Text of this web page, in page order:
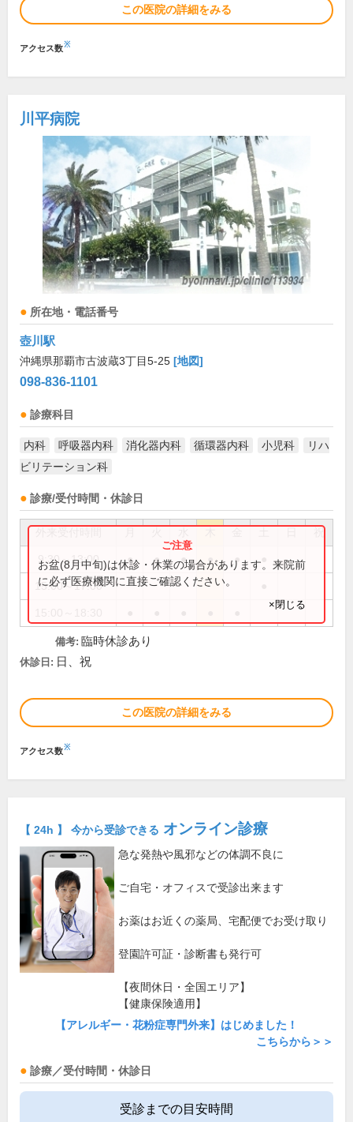
この医院の詳細をみる
アクセス数※
川平病院
所在地・電話番号
壺川駅
沖縄県那覇市古波蔵3丁目5-25 [地図]
098-836-1101
診療科目
内科 呼吸器内科 消化器内科 循環器内科 小児科
リハ
ビリテーション科
診療/受付時間・休診日
祝
9:30～13:00 ● ● ● ● ●
15:00～17:00
お盆(8月中旬)は休診・休業の場合があります。来院前
に必ず医療機関に直接ご確認ください。
×閉じる
備考: 臨時休診あり
休診日: 日、祝
この医院の詳細をみる
アクセス数※
【 24h 】 今から受診できる オンライン診療
急な発熱や風邪などの体調不良に
ご自宅・オフィスで受診出来ます
お薬はお近くの薬局、宅配便でお受け取り
登園許可証・診断書も発行可
【夜間休日・全国エリア】
【健康保険適用】
【アレルギー・花粉症専門外来】はじめました！
こちらから＞＞
診療／受付時間・休診日
受診までの目安時間